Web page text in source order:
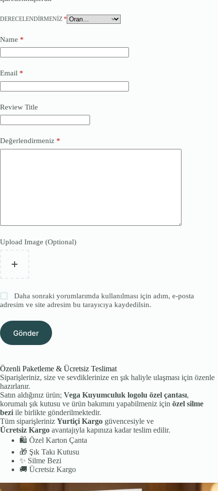
DERECELENDIRMENIZ *
Name *
Email *
Review Title
Değerlendirmeniz *
Upload Image (Optional)
Daha sonraki yorumlarımda kullanılması için adım, e-posta
adresim ve site adresim bu tarayıcıya kaydedilsin.
Gönder
Özenli Paketleme & Ücretsiz Teslimat
Siparişleriniz, size ve sevdiklerinize en şık haliyle ulaşması için özenle
hazırlanır.
Satın aldığınız ürün; Vega Kuyumculuk logolu özel çantası,
korumalı şık kutusu ve ürün bakımını yapabilmeniz için özel silme
bezi ile birlikte gönderilmektedir.
Tüm siparişleriniz Yurtiçi Kargo güvencesiyle ve
Ücretsiz Kargo avantajıyla kapınıza kadar teslim edilir.
🛍️ Özel Karton Çanta
🎁 Şık Takı Kutusu
✨ Silme Bezi
🚚 Ücretsiz Kargo